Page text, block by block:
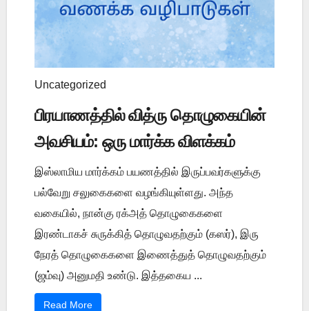
Uncategorized
பிரயாணத்தில் வித்ரு தொழுகையின்
அவசியம்: ஒரு மார்க்க விளக்கம்
இஸ்லாமிய மார்க்கம் பயணத்தில் இருப்பவர்களுக்கு
பல்வேறு சலுகைகளை வழங்கியுள்ளது. அந்த
வகையில், நான்கு ரக்அத் தொழுகைகளை
இரண்டாகச் சுருக்கித் தொழுவதற்கும் (கஸர்), இரு
நேரத் தொழுகைகளை இணைத்துத் தொழுவதற்கும்
(ஜம்வு) அனுமதி உண்டு. இத்தகைய ...
Read More